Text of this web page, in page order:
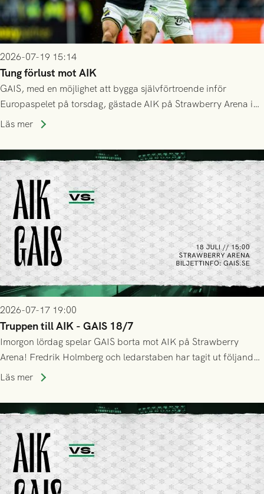
2026-07-19 15:14
Tung förlust mot AIK
GAIS, med en möjlighet att bygga självförtroende inför
Europaspelet på torsdag, gästade AIK på Strawberry Arena i
Stockholm . Men trots konstant hotande i första halvlek av
lyckades få in 2-0.
Läs mer
2026-07-17 19:00
Truppen till AIK - GAIS 18/7
Imorgon lördag spelar GAIS borta mot AIK på Strawberry
Arena! Fredrik Holmberg och ledarstaben har tagit ut följande
trupp till matchen:
Läs mer